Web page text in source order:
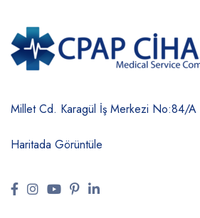
Millet Cd. Karagül İş Merkezi No:84/A
Haritada Görüntüle